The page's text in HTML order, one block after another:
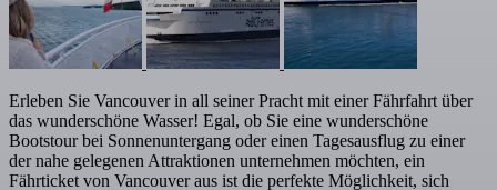
Erleben Sie Vancouver in all seiner Pracht mit einer Fährfahrt über
das wunderschöne Wasser! Egal, ob Sie eine wunderschöne
Bootstour bei Sonnenuntergang oder einen Tagesausflug zu einer
der nahe gelegenen Attraktionen unternehmen möchten, ein
Fährticket von Vancouver aus ist die perfekte Möglichkeit, sich